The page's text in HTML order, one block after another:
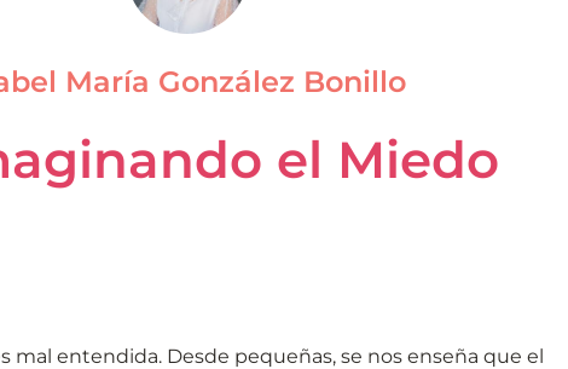
María González Bonillo
el Miedo
entendida. Desde pequeñas, se nos enseña que el